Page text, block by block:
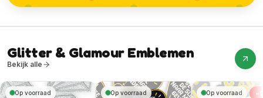
Glitter & Glamour Emblemen
Bekijk alle
Op voorraad Op voorraad Op voorraad -